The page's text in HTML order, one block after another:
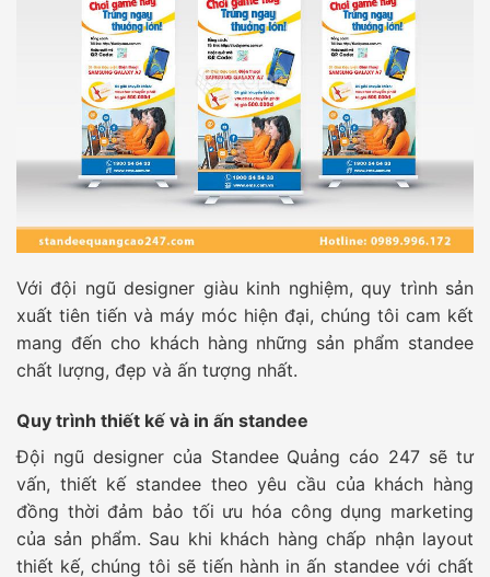
Với đội ngũ designer giàu kinh nghiệm, quy trình sản
xuất tiên tiến và máy móc hiện đại, chúng tôi cam kết
mang đến cho khách hàng những sản phẩm standee
chất lượng, đẹp và ấn tượng nhất.
Quy trình thiết kế và in ấn standee
Đội ngũ designer của Standee Quảng cáo 247 sẽ tư
vấn, thiết kế standee theo yêu cầu của khách hàng
đồng thời đảm bảo tối ưu hóa công dụng marketing
của sản phẩm. Sau khi khách hàng chấp nhận layout
thiết kế, chúng tôi sẽ tiến hành in ấn standee với chất